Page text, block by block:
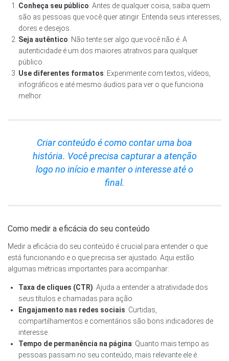
Conheça seu público: Antes de qualquer coisa, saiba quem
são as pessoas que você quer atingir. Entenda seus interesses,
dores e desejos.
Seja autêntico: Não tente ser algo que você não é. A
autenticidade é um dos maiores atrativos para qualquer
público.
Use diferentes formatos: Experimente com textos, vídeos,
infográficos e até mesmo áudios para ver o que funciona
melhor.
Criar conteúdo é como contar uma boa
história. Você precisa capturar a atenção
logo no início e manter o interesse até o
final.
Como medir a eficácia do seu conteúdo
Medir a eficácia do seu conteúdo é crucial para entender o que
está funcionando e o que precisa ser ajustado. Aqui estão
algumas métricas importantes para acompanhar:
Taxa de cliques (CTR): Ajuda a entender a atratividade dos
seus títulos e chamadas para ação.
Engajamento nas redes sociais: Curtidas,
compartilhamentos e comentários são bons indicadores de
interesse.
Tempo de permanência na página: Quanto mais tempo as
pessoas passam no seu conteúdo, mais relevante ele é.